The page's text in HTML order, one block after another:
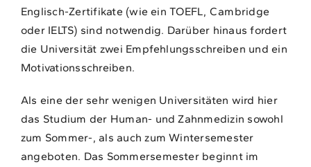
Englisch-Zertifikate (wie ein TOEFL, Cambridge
oder IELTS) sind notwendig. Darüber hinaus fordert
die Universität zwei Empfehlungsschreiben und ein
Motivationsschreiben.
Als eine der sehr wenigen Universitäten wird hier
das Studium der Human- und Zahnmedizin sowohl
zum Sommer-, als auch zum Wintersemester
angeboten. Das Sommersemester beginnt im